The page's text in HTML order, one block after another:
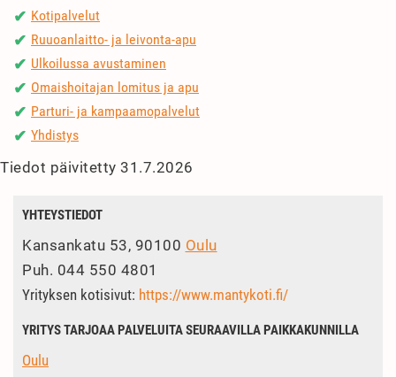
✔ Kotipalvelut
✔ Ruuoanlaitto- ja leivonta-apu
✔ Ulkoilussa avustaminen
✔ Omaishoitajan lomitus ja apu
✔ Parturi- ja kampaamopalvelut
✔ Yhdistys
Tiedot päivitetty 31.7.2026
YHTEYSTIEDOT
Kansankatu 53, 90100 Oulu
Puh. 044 550 4801
Yrityksen kotisivut: https://www.mantykoti.fi/
YRITYS TARJOAA PALVELUITA SEURAAVILLA PAIKKAKUNNILLA
Oulu